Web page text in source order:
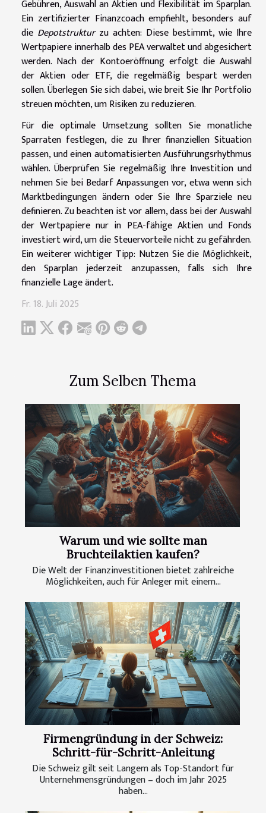
Zum Selben Thema
Warum und wie sollte man
Bruchteilaktien kaufen?
Die Welt der Finanzinvestitionen bietet zahlreiche
Möglichkeiten, auch für Anleger mit einem...
Firmengründung in der Schweiz:
Schritt-für-Schritt-Anleitung
Die Schweiz gilt seit Langem als Top-Standort für
Unternehmensgründungen – doch im Jahr 2025
haben...
Gebühren, Auswahl an Aktien und Flexibilität im Sparplan.
Ein zertifizierter Finanzcoach empfiehlt, besonders auf
die Depotstrukturzu achten: Diese bestimmt, wie Ihre
Wertpapiere innerhalb des PEA verwaltet und abgesichert
werden. Nach der Kontoeröffnung erfolgt die Auswahl
der Aktien oder ETF, die regelmäßig bespart werden
sollen. Überlegen Sie sich dabei, wie breit Sie Ihr Portfolio
streuen möchten, um Risiken zu reduzieren.
Für die optimale Umsetzung sollten Sie monatliche
Sparraten festlegen, die zu Ihrer finanziellen Situation
passen, und einen automatisierten Ausführungsrhythmus
wählen. Überprüfen Sie regelmäßig Ihre Investition und
nehmen Sie bei Bedarf Anpassungen vor, etwa wenn sich
Marktbedingungen ändern oder Sie Ihre Sparziele neu
definieren. Zu beachten ist vor allem, dass bei der Auswahl
der Wertpapiere nur in PEA-fähige Aktien und Fonds
investiert wird, um die Steuervorteile nicht zu gefährden.
Ein weiterer wichtiger Tipp: Nutzen Sie die Möglichkeit,
den Sparplan jederzeit anzupassen, falls sich Ihre
finanzielle Lage ändert.
Fr. 18. Juli 2025